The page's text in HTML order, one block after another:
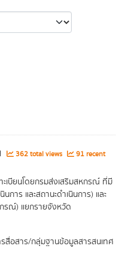
362 total views
91 recent
เบียนโดยกรมส่งเสริมสหกรณ์ ที่มี
นการ และสถานะดำเนินการ) และ
รณ์) แยกรายจังหวัด
รสื่อสาร/กลุ่มฐานข้อมูลสารสนเทศ